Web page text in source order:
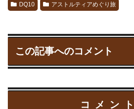
DQ10 アストルティアめぐり旅
この記事へのコメント
コメント